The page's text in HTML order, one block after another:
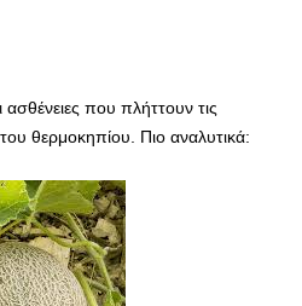
ασθένειες που πλήττουν τις
του θερμοκηπίου. Πιο αναλυτικά: